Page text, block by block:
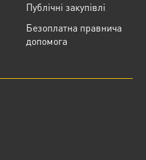
Публічні закупівлі
Безоплатна правнича
допомога